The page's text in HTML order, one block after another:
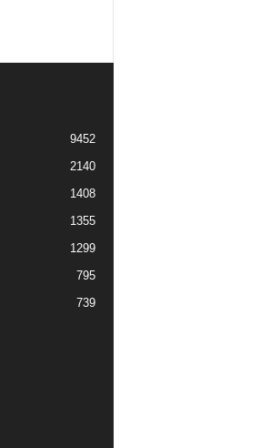
9452
2140
1408
1355
1299
795
739